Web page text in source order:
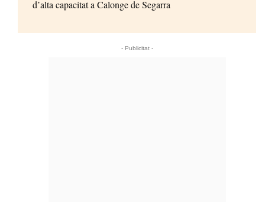
d’alta capacitat a Calonge de Segarra
- Publicitat -